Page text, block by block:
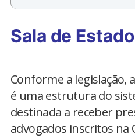
Sala de
Conforme a legislação,
é uma estrutura do
destinada a receber
advogados inscritos na